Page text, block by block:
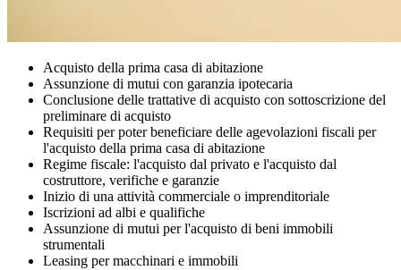
Acquisto della prima casa di abitazione
Assunzione di mutui con garanzia ipotecaria
Conclusione delle trattative di acquisto con sottoscrizione del
preliminare di acquisto
Requisiti per poter beneficiare delle agevolazioni fiscali per
l'acquisto della prima casa di abitazione
Regime fiscale: l'acquisto dal privato e l'acquisto dal
costruttore, verifiche e garanzie
Inizio di una attività commerciale o imprenditoriale
Iscrizioni ad albi e qualifiche
Assunzione di mutui per l'acquisto di beni immobili
strumentali
Leasing per macchinari e immobili